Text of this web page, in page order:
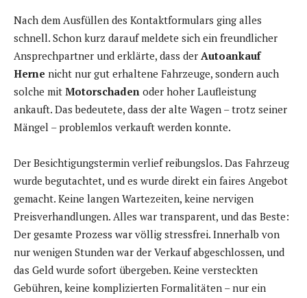
Nach dem Ausfüllen des Kontaktformulars ging alles
schnell. Schon kurz darauf meldete sich ein freundlicher
Ansprechpartner und erklärte, dass der Autoankauf
Herne nicht nur gut erhaltene Fahrzeuge, sondern auch
solche mit Motorschaden oder hoher Laufleistung
ankauft. Das bedeutete, dass der alte Wagen – trotz seiner
Mängel – problemlos verkauft werden konnte.
Der Besichtigungstermin verlief reibungslos. Das Fahrzeug
wurde begutachtet, und es wurde direkt ein faires Angebot
gemacht. Keine langen Wartezeiten, keine nervigen
Preisverhandlungen. Alles war transparent, und das Beste:
Der gesamte Prozess war völlig stressfrei. Innerhalb von
nur wenigen Stunden war der Verkauf abgeschlossen, und
das Geld wurde sofort übergeben. Keine versteckten
Gebühren, keine komplizierten Formalitäten – nur ein